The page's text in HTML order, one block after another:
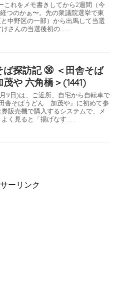
これをメモ書きしてから2週間（今
経つのかぁ〜。先の衆議院選挙で東
中野区の一部）から出馬して当選
けさんの当選後初の……
ば探訪記 ㊱ ＜田舎そば
や 六角橋＞(1441)
9日)は、ご近所、自宅から自転車で
舎そばうどん 加茂や』に初めて参
販売機で購入するシステムで、メ
よく見ると「揚げなす……
ーリンク